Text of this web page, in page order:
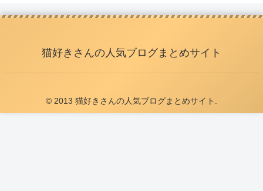
猫好きさんの人気ブログまとめサイト
© 2013 猫好きさんの人気ブログまとめサイト.